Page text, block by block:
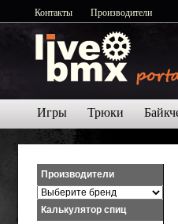
Контакты Производители
Игры Трюки
Производители
Калькулятор спиц